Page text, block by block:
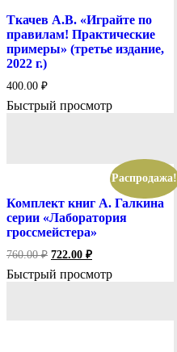
Ткачев А.В. «Играйте по
правилам! Практические
примеры» (третье издание,
2022 г.)
400.00 ₽
Быстрый просмотр
Распродажа!
Комплект книг А. Галкина
серии «Лаборатория
гроссмейстера»
760.00₽ Первоначальная
составляла
722.00 ₽Текущая
722.00 ₽.
Быстрый просмотр